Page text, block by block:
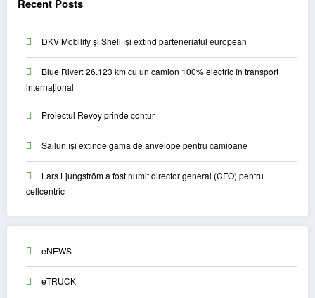
Recent Posts
DKV Mobility și Shell își extind parteneriatul european
Blue River: 26.123 km cu un camion 100% electric în transport
internațional
Proiectul Revoy prinde contur
Sailun își extinde gama de anvelope pentru camioane
Lars Ljungström a fost numit director general (CFO) pentru
cellcentric
eNEWS
eTRUCK